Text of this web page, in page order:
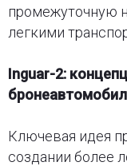
промежуточную
легкими
Inguar-2:
Ключевая идея
создании более